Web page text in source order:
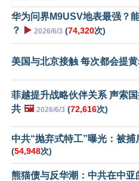
华为问界M9USV地表最强？
？
▶️ 2026/6/3 (74,320次)
美国与北京接触 每次都会提
菲越提升战略伙伴关系 声索
共 🖼️ 2026/6/3 (72,616次)
中共“抛弃式特工”曝光：被捕
(54,948次)
熊猫债与反华潮：中共在中